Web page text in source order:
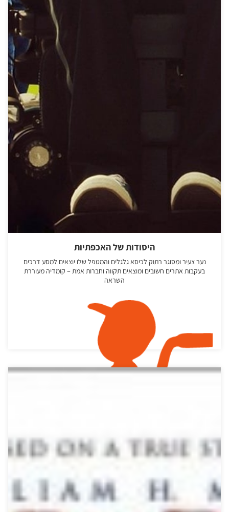
היסודות של האכפתיות
נער צעיר ומסוגר רתוק לכיסא גלגלים והמטפל שלו יוצאים למסע דרכים
בעקבות אתרים חשובים ומוצאים תקווה וחברות אמת – קומדיה מעוררת
השראה